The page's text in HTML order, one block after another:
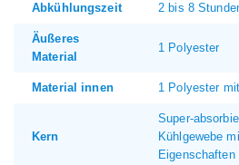
Abkühlungszeit 2 bis 8
Äußeres
Material
1 Polyester
Material innen 1 Polyester
Kern
Super-
Kühlgewebe
Eigenschaften